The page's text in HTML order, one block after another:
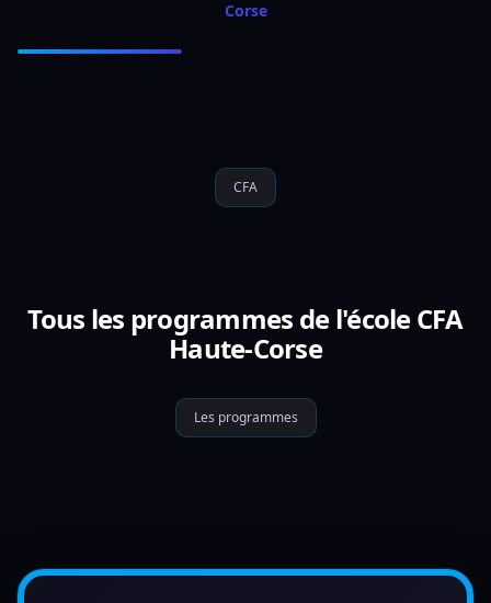
Corse
CFA
Tous les programmes de l'école CFA
Haute-Corse
Les programmes